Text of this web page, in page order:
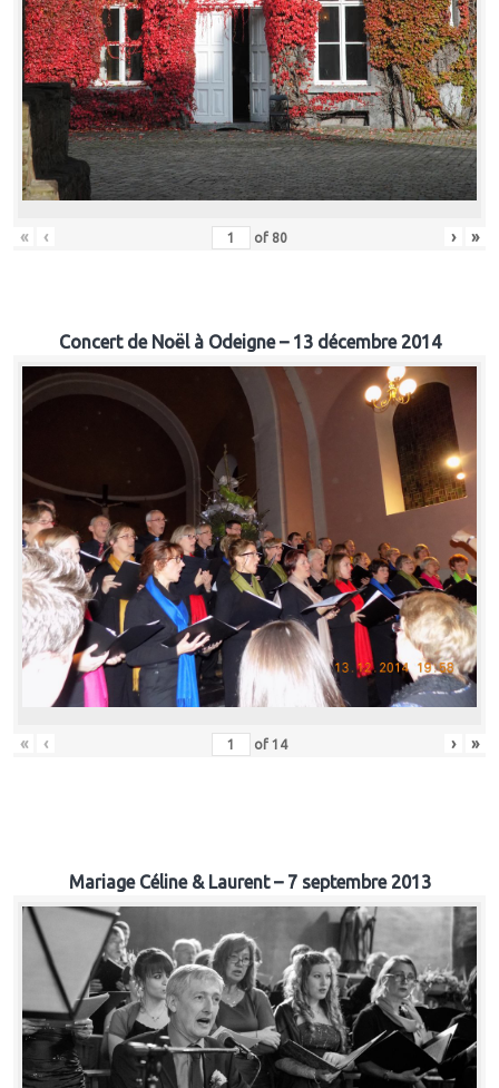
« ‹ of 80 › »
Concert de Noël à Odeigne – 13 décembre 2014
« ‹ of 14 › »
Mariage Céline & Laurent – 7 septembre 2013